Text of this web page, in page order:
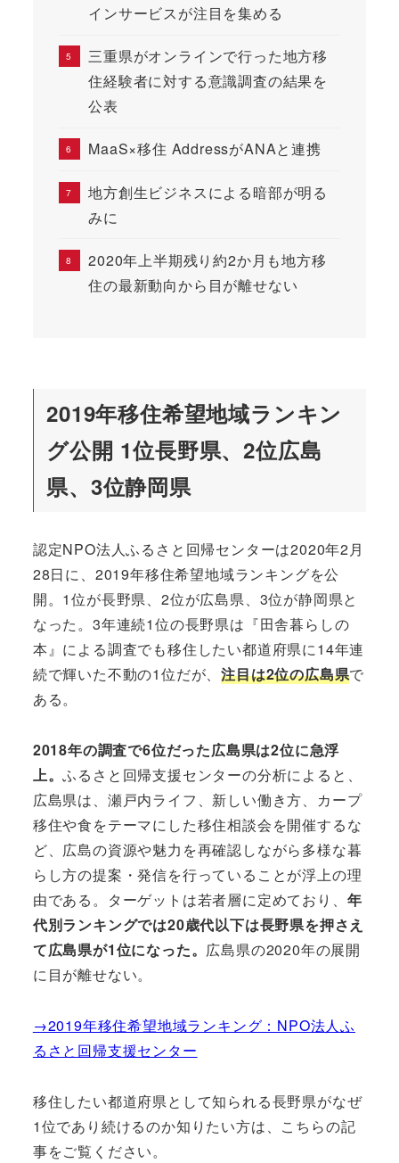
インサービスが注目を集める
三重県がオンラインで行った地方移
住経験者に対する意識調査の結果を
公表
MaaS×移住 AddressがANAと連携
地方創生ビジネスによる暗部が明る
みに
2020年上半期残り約2か月も地方移
住の最新動向から目が離せない
2019年移住希望地域ランキン
グ公開 1位長野県、2位広島
県、3位静岡県
認定NPO法人ふるさと回帰センターは2020年2月
28日に、2019年移住希望地域ランキングを公
開。1位が長野県、2位が広島県、3位が静岡県と
なった。3年連続1位の長野県は『田舎暮らしの
本』による調査でも移住したい都道府県に14年連
続で輝いた不動の1位だが、注目は2位の広島県で
ある。
2018年の調査で6位だった広島県は2位に急浮
上。ふるさと回帰支援センターの分析によると、
広島県は、瀬戸内ライフ、新しい働き方、カープ
移住や食をテーマにした移住相談会を開催するな
ど、広島の資源や魅力を再確認しながら多様な暮
らし方の提案・発信を行っていることが浮上の理
由である。ターゲットは若者層に定めており、 年
代別ランキングでは20歳代以下は長野県を押さえ
て広島県が1位になった。 広島県の2020年の展開
に目が離せない。
→2019年移住希望地域ランキング：NPO法人ふ
るさと回帰支援センター
移住したい都道府県として知られる長野県がなぜ
1位であり続けるのか知りたい方は、こちらの記
事をご覧ください。